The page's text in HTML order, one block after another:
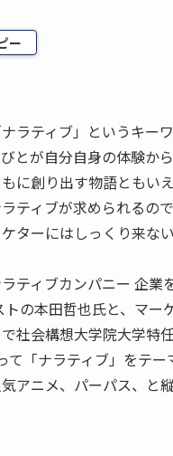
ー
ラティブ」というキー
とが自分自身の体験か
に創り出す物語ともい
ティブが求められるの
ターにはしっくり来な
ティブカンパニー 企業
の本田哲也氏と、マー
社会構想大学院大学特
て「ナラティブ」をテ
アニメ、パーパス、と